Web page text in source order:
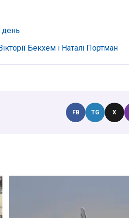
день
Бекхем і Наталі Портман
FB TG X